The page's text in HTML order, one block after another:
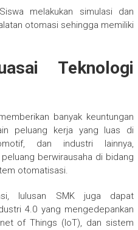
melakukan simulasi dan
otomasi sehingga memiliki
Teknologi
banyak keuntungan
peluang kerja yang luas di
dan industri lainnya,
berwirausaha di bidang
otomatisasi.
lulusan SMK juga dapat
4.0 yang mengedepankan
of Things (IoT), dan sistem